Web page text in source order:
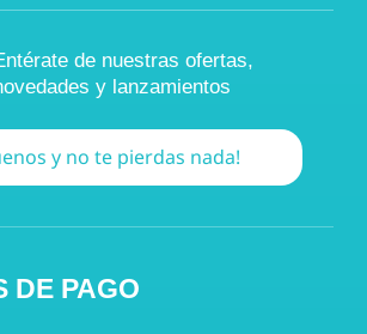
de nuestras ofertas,
y lanzamientos
y no te pierdas nada!
DE PAGO